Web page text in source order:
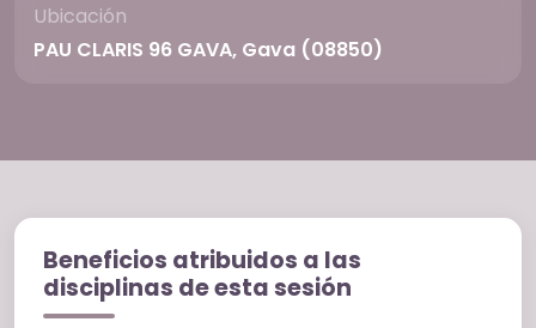
Ubicación
PAU CLARIS 96 GAVA, Gava (08850)
Beneficios atribuidos a las
disciplinas de esta sesión